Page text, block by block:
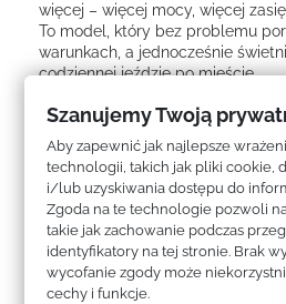
więcej – więcej mocy, więcej
To model, który bez problemu
warunkach, a jednocześnie
codziennej jeździe po mieście.
Jazda Dalej Niż
Zasięg do 180 kmto wolność
czy to leśna ścieżka, czy
Ecobike CORE zapewnia
Komfort i
Szanujemy Twoją
Aby zapewnić jak najlepsze
technologii, takich jak pliki cookie,
i/lub uzyskiwania dostępu do
Zgoda na te technologie pozwoli
takie jak zachowanie podczas
identyfikatory na tej stronie. Brak
wycofanie zgody może
cechy i funkcje.